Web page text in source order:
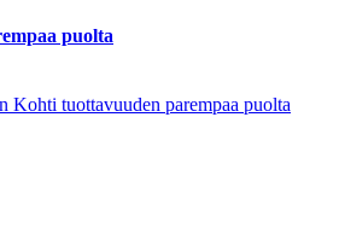
puolta
Kohti tuottavuuden parempaa puolta